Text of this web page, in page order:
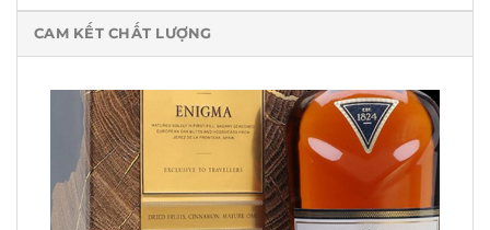
CAM KẾT CHẤT LƯỢNG